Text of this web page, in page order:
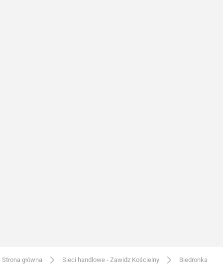
Strona główna Sieci handlowe - Zawidz Kościelny
Biedronka